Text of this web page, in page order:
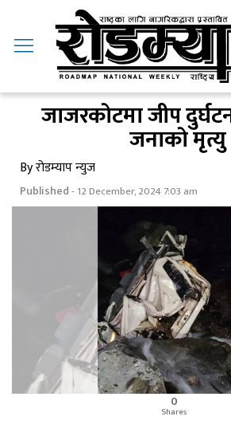
जाजरकाेटमा जीप
जनाकाे मृत्यु
By रोडम्याप न्युज
Published- 12 December, 2024 7:03 am
0
Shares